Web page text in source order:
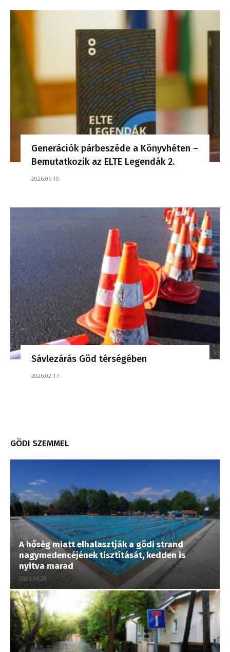
Generációk párbeszéde a Könyvhéten –
Bemutatkozik az ELTE Legendák 2.
2026.06.10.
Sávlezárás Göd térségében
2026.02.17.
GÖDI SZEMMEL
A hőség miatt elhalasztják a gödi strand
nagymedencéjének tisztítását, kedden is
nyitva marad
2026.06.29.